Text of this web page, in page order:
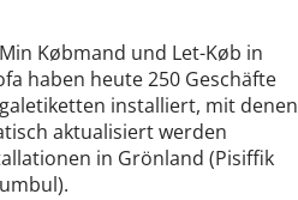
Købmand und Let-Køb in
haben heute 250 Geschäfte
installiert, mit denen
aktualisiert werden
in Grönland (Pisiffik